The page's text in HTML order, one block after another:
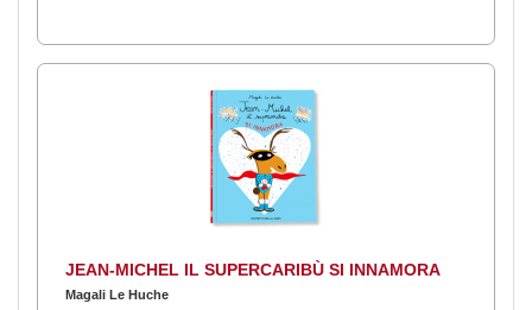
JEAN-MICHEL IL SUPERCARIBÙ SI INNAMORA
Magali Le Huche